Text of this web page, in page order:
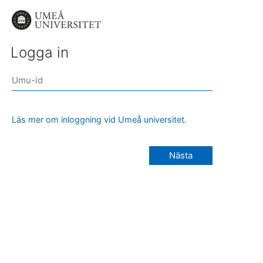
Logga in
Läs mer om inloggning vid Umeå universitet.
Nästa